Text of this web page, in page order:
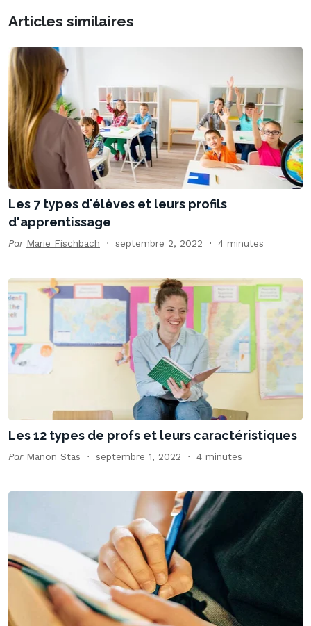
Articles similaires
Les 7 types d'élèves et leurs profils
d'apprentissage
Par Marie Fischbach septembre 2, 2022 4 minutes
Les 12 types de profs et leurs caractéristiques
Par Manon Stas septembre 1, 2022 4 minutes